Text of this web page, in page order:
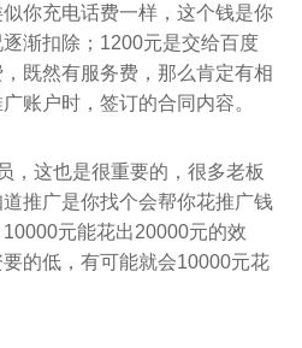
你充电话费一样，这个钱是你
渐扣除；1200元是交给百度
既然有服务费，那么肯定有相
账户时，签订的合同内容。
，这也是很重要的，很多老板
推广是你找个会帮你花推广钱
元能花出20000元的效
的低，有可能就会10000元花